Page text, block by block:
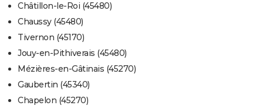
Châtillon-le-Roi (45480)
Chaussy (45480)
Tivernon (45170)
Jouy-en-Pithiverais (45480)
Mézières-en-Gâtinais (45270)
Gaubertin (45340)
Chapelon (45270)